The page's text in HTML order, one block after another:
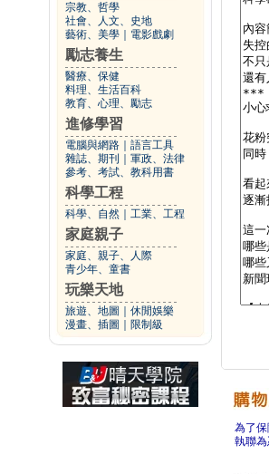
宗教、哲學
社會、人文、史地
藝術、美學
電影戲劇
勵志養生
醫療、保健
料理、生活百科
教育、心理、勵志
進修學習
電腦與網路
語言工具
雜誌、期刊
軍政、法律
參考、考試、教科用書
科學工程
科學、自然 工業、工程
家庭親子
家庭、親子、人際
青少年、童書
玩樂天地
旅遊、地圖
休閒娛樂
漫畫、插圖
限制級
為了
執聯